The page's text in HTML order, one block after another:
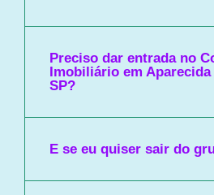
Preciso dar entrada no
Imobiliário em
SP?
E se eu quiser sair do